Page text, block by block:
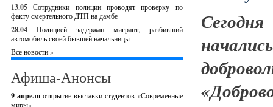
13.05 Сотрудники полиции проводят проверку по
факту смертельного ДТП на дамбе
28.04
Полицией задержан мигрант, разбивший
автомобиль своей бывшей начальницы
Все новости »
Афиша-Анонсы
9 апреляоткрытие выставки студентов «Современные
миры»